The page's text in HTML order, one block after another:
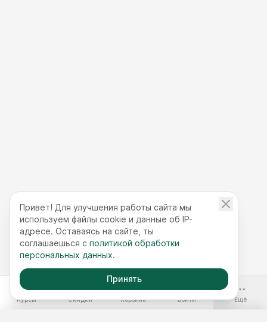
Курсы Скидки Корзина Войти Ещё
Привет! Для улучшения работы сайта мы
используем файлы cookie и данные об IP-
адресе. Оставаясь на сайте, ты
соглашаешься с политикой обработки
персональных данных.
Принять